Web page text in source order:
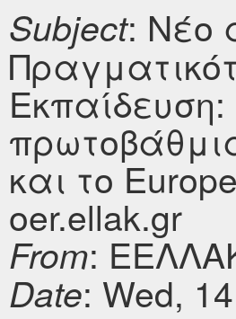
Subject: Νέο
και το
oer.ellak.gr
From:
Date: Wed,